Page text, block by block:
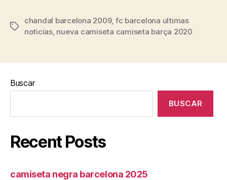
Etiquetas
chandal barcelona 2009, fc barcelona ultimas
noticias, nueva camiseta camiseta barça 2020
Buscar
BUSCAR
Recent Posts
camiseta negra barcelona 2025